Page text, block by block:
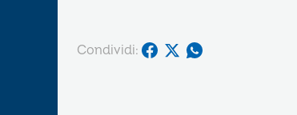
Condividi: